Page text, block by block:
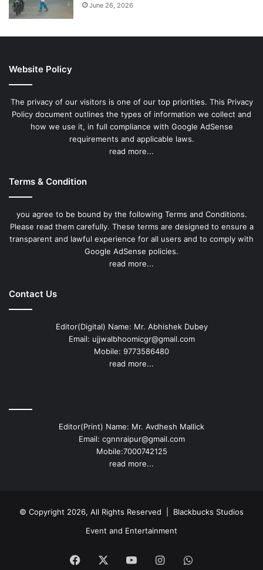
June 26, 2026
Website Policy
The privacy of our visitors is one of our top priorities. This Privacy
Policy document outlines the types of information we collect and
how we use it, in full compliance with Google AdSense
requirements and applicable laws.
read more...
Terms & Condition
you agree to be bound by the following Terms and Conditions.
Please read them carefully. These terms are designed to ensure a
transparent and lawful experience for all users and to comply with
Google AdSense policies.
read more...
Contact Us
Editor(Digital) Name: Mr. Abhishek Dubey
Email: ujjwalbhoomicgr@gmail.com
Mobile: 9773586480
read more...
Editor(Print) Name: Mr. Avdhesh Mallick
Email: cgnnraipur@gmail.com
Mobile:7000742125
read more...
© Copyright 2026, All Rights Reserved | Blackbucks Studios
Event and Entertainment
Facebook YouTubeInstagramWhatsApp